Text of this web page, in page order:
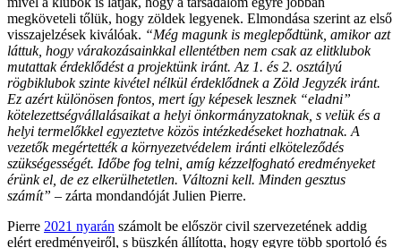
megköveteli tőlük, hogy zöldek legyenek. Elmondása szerint az első
visszajelzések kiválóak. “Még magunk is meglepődtünk, amikor azt
láttuk, hogy várakozásainkkal ellentétben nem csak az elitklubok
mutattak érdeklődést a projektünk iránt. Az 1. és 2. osztályú
rögbiklubok szinte kivétel nélkül érdeklődnek a Zöld Jegyzék iránt.
Ez azért különösen fontos, mert így képesek lesznek “eladni”
kötelezettségvállalásaikat a helyi önkormányzatoknak, s velük és a
helyi termelőkkel egyeztetve közös intézkedéseket hozhatnak. A
vezetők megértették a környezetvédelem iránti elköteleződés
szükségességét. Időbe fog telni, amíg kézzelfogható eredményeket
érünk el, de ez elkerülhetetlen. Változni kell. Minden gesztus
számít” – zárta mondandóját Julien Pierre.
Pierre 2021 nyarán számolt be először civil szervezetének addig
elért eredményeiről, s büszkén állította, hogy egyre több sportoló és